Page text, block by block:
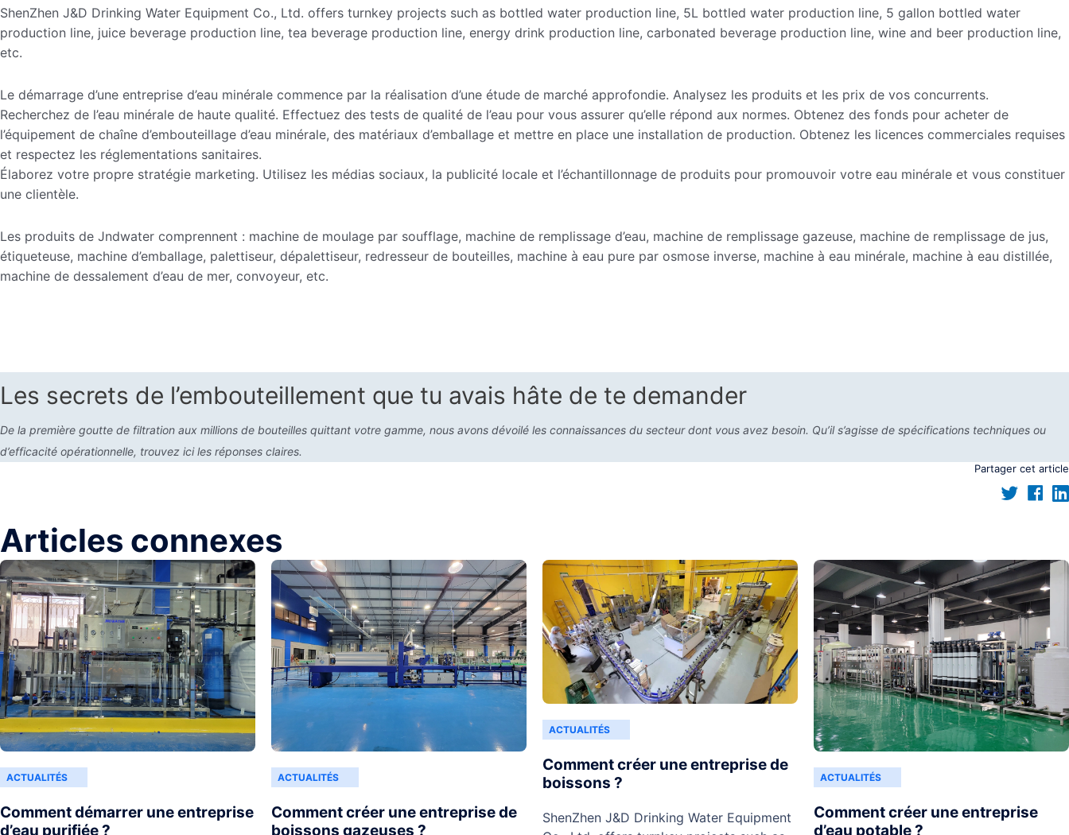
ShenZhen J&D Drinking Water Equipment Co., Ltd. offers turnkey projects such as bottled water production line, 5L bottled water production line, 5 gallon bottled water
production line, juice beverage production line, tea beverage production line, energy drink production line, carbonated beverage production line, wine and beer production line,
etc.
Le démarrage d’une entreprise d’eau minérale commence par la réalisation d’une étude de marché approfondie. Analysez les produits et les prix de vos concurrents.
Recherchez de l’eau minérale de haute qualité. Effectuez des tests de qualité de l’eau pour vous assurer qu’elle répond aux normes. Obtenez des fonds pour acheter de
l’équipement de chaîne d’embouteillage d’eau minérale, des matériaux d’emballage et mettre en place une installation de production. Obtenez les licences commerciales requises
et respectez les réglementations sanitaires.
Élaborez votre propre stratégie marketing. Utilisez les médias sociaux, la publicité locale et l’échantillonnage de produits pour promouvoir votre eau minérale et vous constituer
une clientèle.
Les produits de Jndwater comprennent : machine de moulage par soufflage, machine de remplissage d’eau, machine de remplissage gazeuse, machine de remplissage de jus,
étiqueteuse, machine d’emballage, palettiseur, dépalettiseur, redresseur de bouteilles, machine à eau pure par osmose inverse, machine à eau minérale, machine à eau distillée,
machine de dessalement d’eau de mer, convoyeur, etc.
Les secrets de l’embouteillement que tu avais hâte de te demander
De la première goutte de filtration aux millions de bouteilles quittant votre gamme, nous avons dévoilé les connaissances du secteur dont vous avez besoin. Qu’il s’agisse de spécifications techniques ou
d’efficacité opérationnelle, trouvez ici les réponses claires.
Partager cet article
Articles connexes
ACTUALITÉS
Comment démarrer une entreprise
d’eau purifiée ?
ACTUALITÉS
Comment créer une entreprise de
boissons gazeuses ?
ACTUALITÉS
Comment créer une entreprise de
boissons ?
ShenZhen J&D Drinking Water Equipment
ACTUALITÉS
Comment créer une entreprise
d’eau potable ?